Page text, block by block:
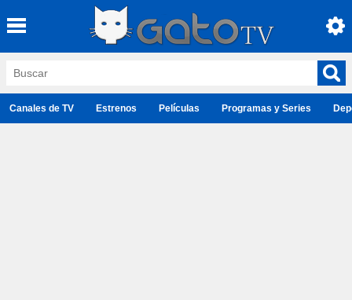
Canales de TV Estrenos Películas Programas y Series